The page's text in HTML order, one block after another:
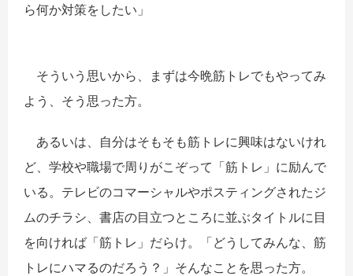
ら何か対策をしたい」
そういう思いから、まずは今晩筋トレでもやってみ
よう、そう思った方。
あるいは、自分はそもそも筋トレに興味はないけれ
ど、学校や職場で周りがこぞって「筋トレ」に励んで
いる。テレビのコマーシャルやポスティングされたジ
ムのチラシ、書店の目立つところに並ぶタイトルに目
を向ければ「筋トレ」だらけ。「どうしてみんな、筋
トレにハマるのだろう？」そんなことを思った方。